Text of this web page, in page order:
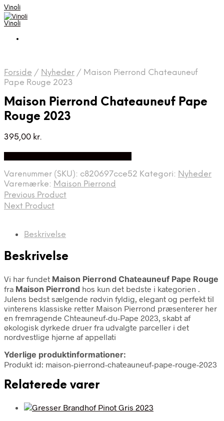
Vinoli
Vinoli
Forside / Nyheder / Maison Pierrond Chateauneuf
Pape Rouge 2023
Maison Pierrond Chateauneuf Pape
Rouge 2023
395,00 kr.
Varenummer (SKU): c820697cce52 Kategori: Nyheder
Varemærke: Maison Pierrond
Previous Product
Next Product
Beskrivelse
Beskrivelse
Vi har fundet Maison Pierrond Chateauneuf Pape Rouge
fra Maison Pierrond hos kun det bedste i kategorien .
Julens bedst sælgende rødvin fyldig, elegant og perfekt til
vinterens klassiske retter Maison Pierrond præsenterer her
en fremragende Chteauneuf-du-Pape 2023, skabt af
økologisk dyrkede druer fra udvalgte parceller i det
nordvestlige hjørne af appellati
Yderlige produktinformationer:
Produkt id: maison-pierrond-chateauneuf-pape-rouge-2023
Relaterede varer